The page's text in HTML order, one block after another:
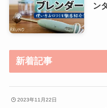
ン
新着記事
2023年11月22日